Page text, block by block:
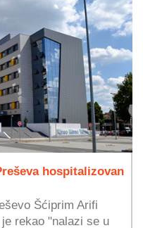
hospitalizovan
Šćiprim Arifi
rekao "nalazi se u